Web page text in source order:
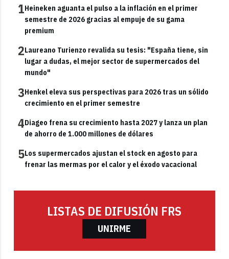
1Heineken aguanta el pulso a la inflación en el primer
semestre de 2026 gracias al empuje de su gama
premium
2Laureano Turienzo revalida su tesis: "España tiene, sin
lugar a dudas, el mejor sector de supermercados del
mundo"
3Henkel eleva sus perspectivas para 2026 tras un sólido
crecimiento en el primer semestre
4Diageo frena su crecimiento hasta 2027 y lanza un plan
de ahorro de 1.000 millones de dólares
5Los supermercados ajustan el stock en agosto para
frenar las mermas por el calor y el éxodo vacacional
LISTAS DE DIFUSIÓN FRS
UNIRME